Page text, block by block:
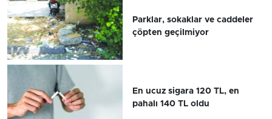
Parklar, sokaklar ve caddeler
çöpten geçilmiyor
En ucuz sigara 120 TL, en
pahalı 140 TL oldu